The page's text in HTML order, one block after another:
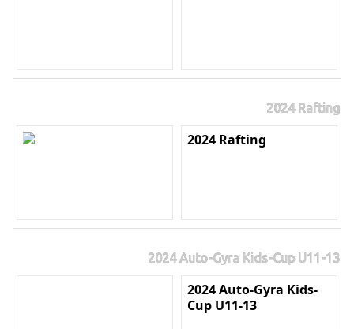
2024 Rafting
2024 Rafting
2024 Auto-Gyra Kids-Cup U11-13
2024 Auto-Gyra Kids-
Cup U11-13